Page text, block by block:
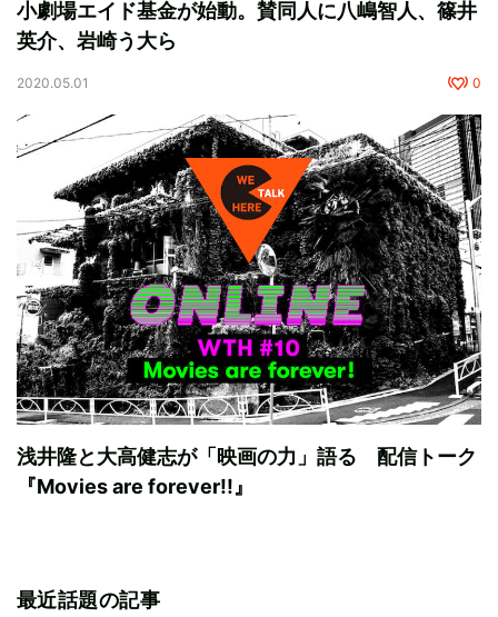
小劇場エイド基金が始動。賛同人に八嶋智人、篠井
英介、岩崎う大ら
2020.05.01 0
浅井隆と大高健志が「映画の力」語る 配信トーク
『Movies are forever!!』
最近話題の記事